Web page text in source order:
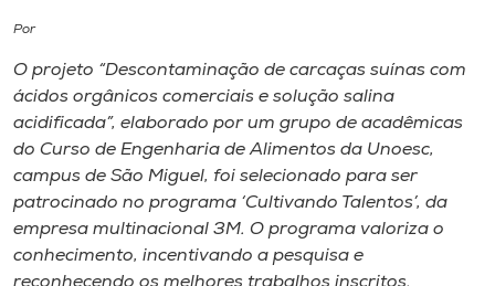
Biblioteca
Editora
Rádio
Museu
Por
O projeto “Descontaminação de carcaças suínas com
ácidos orgânicos comerciais e solução salina
acidificada”, elaborado por um grupo de acadêmicas
do Curso de Engenharia de Alimentos da Unoesc,
campus de São Miguel, foi selecionado para ser
patrocinado no programa ‘Cultivando Talentos’, da
empresa multinacional 3M. O programa valoriza o
conhecimento, incentivando a pesquisa e